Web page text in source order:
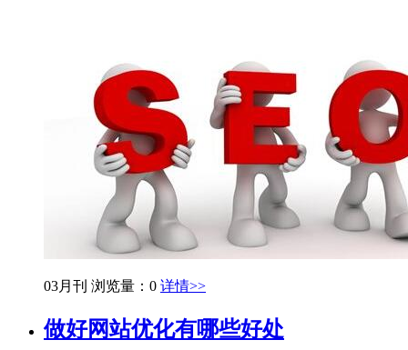
03月刊 浏览量：0 详情>>
做好网站优化有哪些好处